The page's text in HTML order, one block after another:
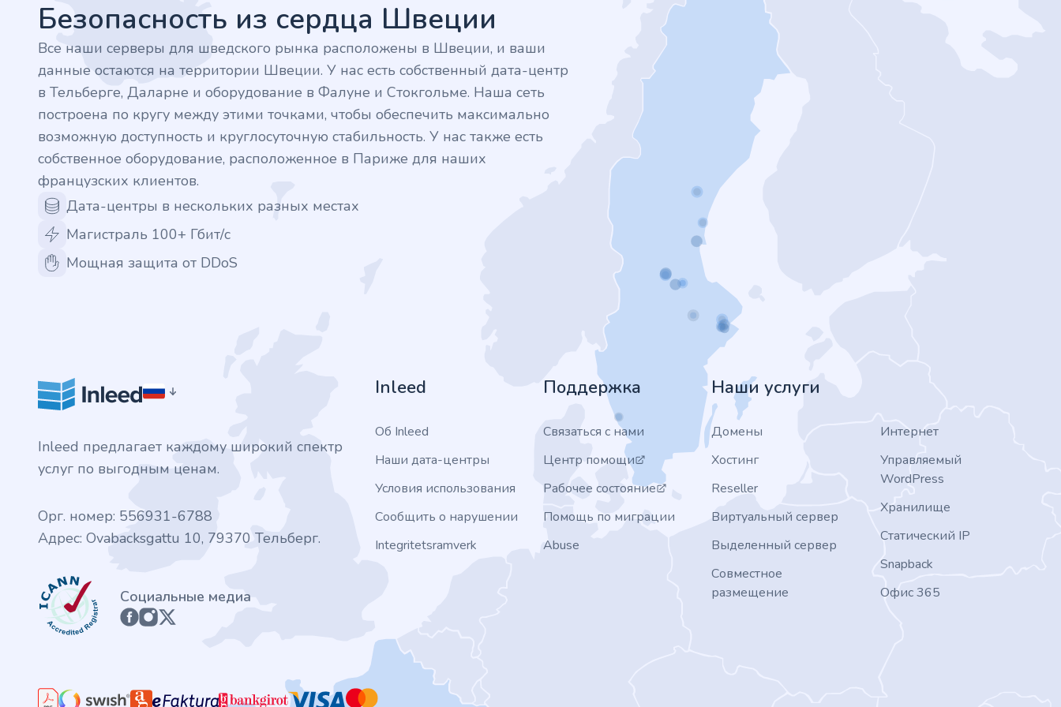
.rocks
.ua
.ch
.ink
.email
.tennis
.in
.tips
.cn
.re
.it
Безопасность из сердца Швеции
Все наши серверы для шведского рынка расположены в Швеции, и ваши
данные остаются на территории Швеции. У нас есть собственный дата-центр
в Тельберге, Даларне и оборудование в Фалуне и Стокгольме. Наша сеть
построена по кругу между этими точками, чтобы обеспечить максимально
возможную доступность и круглосуточную стабильность. У нас также есть
собственное оборудование, расположенное в Париже для наших
французских клиентов.
Дата-центры в нескольких разных местах
Магистраль 100+ Гбит/с
Мощная защита от DDoS
Inleed предлагает каждому широкий спектр
услуг по выгодным ценам.
Орг. номер: 556931-6788
Адрес: Ovabacksgattu 10, 79370 Тельберг.
ICANN
Социальные медиа
Inleed
Об Inleed
Наши дата-центры
Условия использования
Сообщить о нарушении
Integritetsramverk
Поддержка
Связаться с нами
Центр помощи
Рабочее состояние
Помощь по миграции
Abuse
Наши услуги
Домены
Хостинг
Reseller
Виртуальный сервер
Выделенный сервер
Совместное
размещение
Интернет
Управляемый
WordPress
Хранилище
Статический IP
Snapback
Офис 365